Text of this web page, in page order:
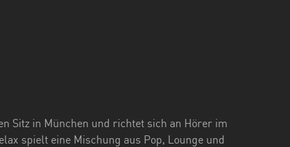
Sitz in München und richtet sich an Hörer im
spielt eine Mischung aus Pop, Lounge und